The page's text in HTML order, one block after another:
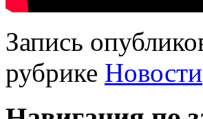
Запись
рубрике Новости